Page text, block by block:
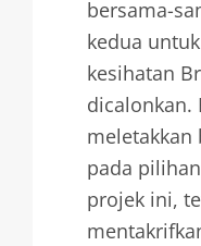
bersama-
kedua
kesihatan
dicalonkan.
meletakkan
pada
projek ini,